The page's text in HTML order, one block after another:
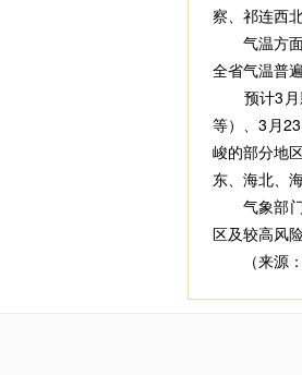
察、祁连西
气温方面
全省气温普
预计3月影
等）、3月
峻的部分地
东、海北、
气象部门
区及较高风
（来源：